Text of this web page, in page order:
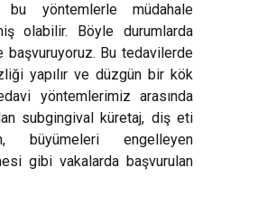
yöntemlerle müdahale
olabilir. Böyle durumlarda
Bu tedavilerde
yapılır ve düzgün bir kök
yöntemlerimiz arasında
subgingival küretaj, diş eti
büyümeleri engelleyen
gibi vakalarda başvurulan